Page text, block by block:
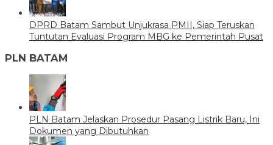
DPRD Batam Sambut Unjukrasa PMII, Siap Teruskan
Tuntutan Evaluasi Program MBG ke Pemerintah Pusat
PLN BATAM
PLN Batam Jelaskan Prosedur Pasang Listrik Baru, Ini
Dokumen yang Dibutuhkan